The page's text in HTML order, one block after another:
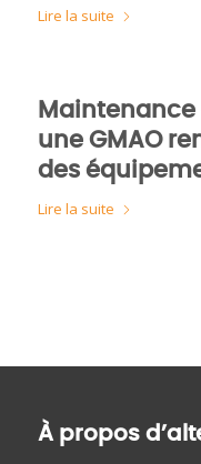
Lire la suite
une GMAO
des
Lire la suite
À propos